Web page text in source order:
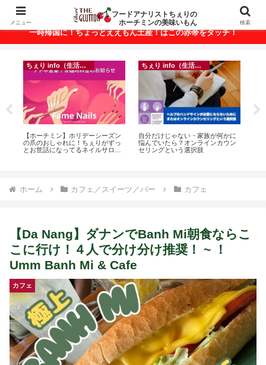
ベトナム・ホーチミンの美味いもんが満載！
一時帰国に！ちょっとええもん土産！はこの赤帯をタッチ！
ちぇり info（生活情報）
【ホーチミン】ホリデーシーズン
の爪のおしゃれに！ちぇりがずっ
とお世話になってるネイルサロン
ちぇり info（生活情報）
自分だけじゃない・家族が何かに
悩んでいたら？オンラインカウン
セリングという選択肢
ホーム カフェ／スイーツ／バー カフェ
【Da Nang】ダナンでBanh Mi朝食ならこ
こに行け！４人で分け分け推奨！ ~ ！
Umm Banh Mi & Cafe
カフェ
メニュー
フードアナリストちぇりの
ホーチミンの美味いもん
検索